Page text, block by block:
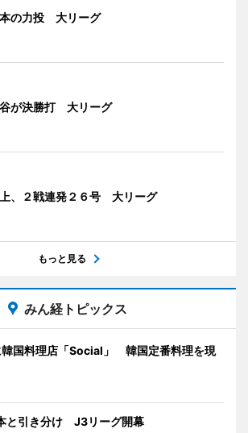
の力投 大リーグ
が決勝打 大リーグ
、２戦連発２６号 大リーグ
もっと見る
みん経トピックス
韓国料理店「Social」 韓国定番料理を現
と引き分け J3リーグ開幕